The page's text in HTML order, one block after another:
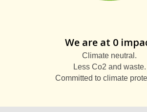
We are at 0
Climate neutral.
Less Co2 and waste.
Committed to climate